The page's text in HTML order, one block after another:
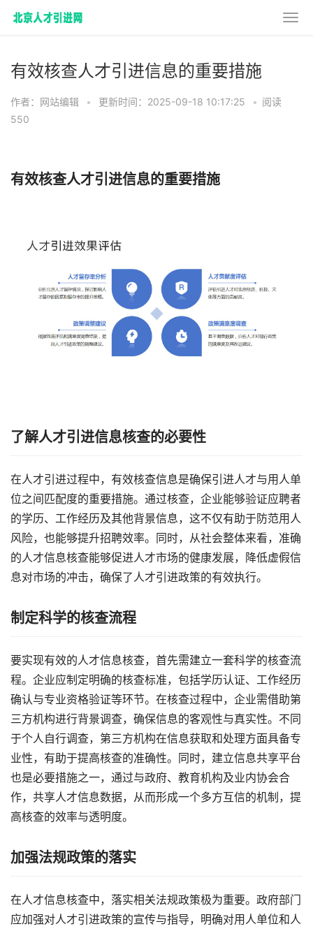
有效核查人才引进信息的重要措施
作者：网站编辑 • 更新时间：2025-09-18 10:17:25 • 阅读
550
有效核查人才引进信息的重要措施
了解人才引进信息核查的必要性
在人才引进过程中，有效核查信息是确保引进人才与用人单
位之间匹配度的重要措施。通过核查，企业能够验证应聘者
的学历、工作经历及其他背景信息，这不仅有助于防范用人
风险，也能够提升招聘效率。同时，从社会整体来看，准确
的人才信息核查能够促进人才市场的健康发展，降低虚假信
息对市场的冲击，确保了人才引进政策的有效执行。
制定科学的核查流程
要实现有效的人才信息核查，首先需建立一套科学的核查流
程。企业应制定明确的核查标准，包括学历认证、工作经历
确认与专业资格验证等环节。在核查过程中，企业需借助第
三方机构进行背景调查，确保信息的客观性与真实性。不同
于个人自行调查，第三方机构在信息获取和处理方面具备专
业性，有助于提高核查的准确性。同时，建立信息共享平台
也是必要措施之一，通过与政府、教育机构及业内协会合
作，共享人才信息数据，从而形成一个多方互信的机制，提
高核查的效率与透明度。
加强法规政策的落实
在人才信息核查中，落实相关法规政策极为重要。政府部门
应加强对人才引进政策的宣传与指导，明确对用人单位和人